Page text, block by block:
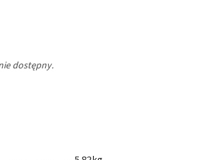
dostępny.